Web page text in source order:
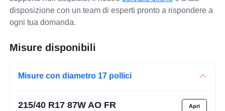
disposizione con un team di esperti pronto a rispondere a
ogni tua domanda.
Misure disponibili
Misure con diametro 17 pollici
215/40 R17 87W AO FR